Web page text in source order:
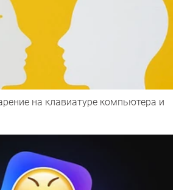
на клавиатуре компьютера и